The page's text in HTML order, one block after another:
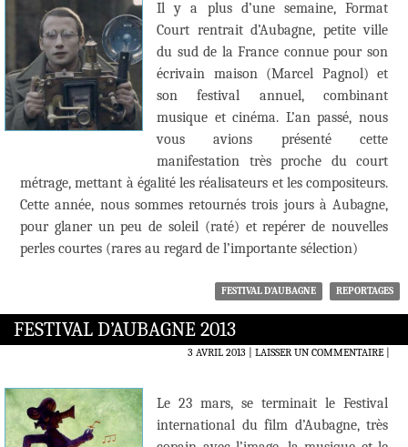
Il y a plus d’une semaine, Format
Court rentrait d’Aubagne, petite ville
du sud de la France connue pour son
écrivain maison (Marcel Pagnol) et
son festival annuel, combinant
musique et cinéma. L’an passé, nous
vous avions présenté cette
manifestation très proche du court
métrage, mettant à égalité les réalisateurs et les compositeurs.
Cette année, nous sommes retournés trois jours à Aubagne,
pour glaner un peu de soleil (raté) et repérer de nouvelles
perles courtes (rares au regard de l’importante sélection)
FESTIVAL D'AUBAGNE REPORTAGES
FESTIVAL D’AUBAGNE 2013
3 AVRIL 2013 LAISSER UN COMMENTAIRE|
Le 23 mars, se terminait le Festival
international du film d’Aubagne, très